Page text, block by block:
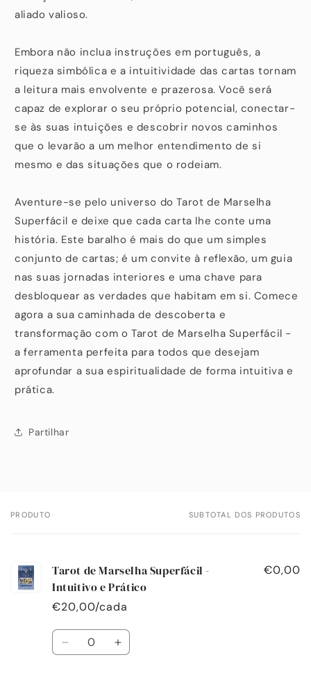
aliado valioso.
Embora não inclua instruções em português, a
riqueza simbólica e a intuitividade das cartas tornam
a leitura mais envolvente e prazerosa. Você será
capaz de explorar o seu próprio potencial, conectar-
se às suas intuições e descobrir novos caminhos
que o levarão a um melhor entendimento de si
mesmo e das situações que o rodeiam.
Aventure-se pelo universo do Tarot de Marselha
Superfácil e deixe que cada carta lhe conte uma
história. Este baralho é mais do que um simples
conjunto de cartas; é um convite à reflexão, um guia
nas suas jornadas interiores e uma chave para
desbloquear as verdades que habitam em si. Comece
agora a sua caminhada de descoberta e
transformação com o Tarot de Marselha Superfácil -
a ferramenta perfeita para todos que desejam
aprofundar a sua espiritualidade de forma intuitiva e
prática.
Partilhar
O
PRODUTO SUBTOTAL DOS PRODUTOS
Tarot de Marselha Superfácil -
Intuitivo e Prático
€20,00/cada
€0,00
Quantidade
Diminuir
Aumentar